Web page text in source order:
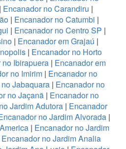
Encanador no Carandiru |
| Encanador no Catumbi |
| Encanador no Centro SP |
| Encanador em Grajaú |
| Encanador no Horto
Ibirapuera | Encanador em
no Imirim | Encanador no
Jabaquara | Encanador no
no Jaçanã | Encanador no
Jardim Adutora | Encanador
no Jardim Alvorada |
| Encanador no Jardim
Encanador no Jardim Analia